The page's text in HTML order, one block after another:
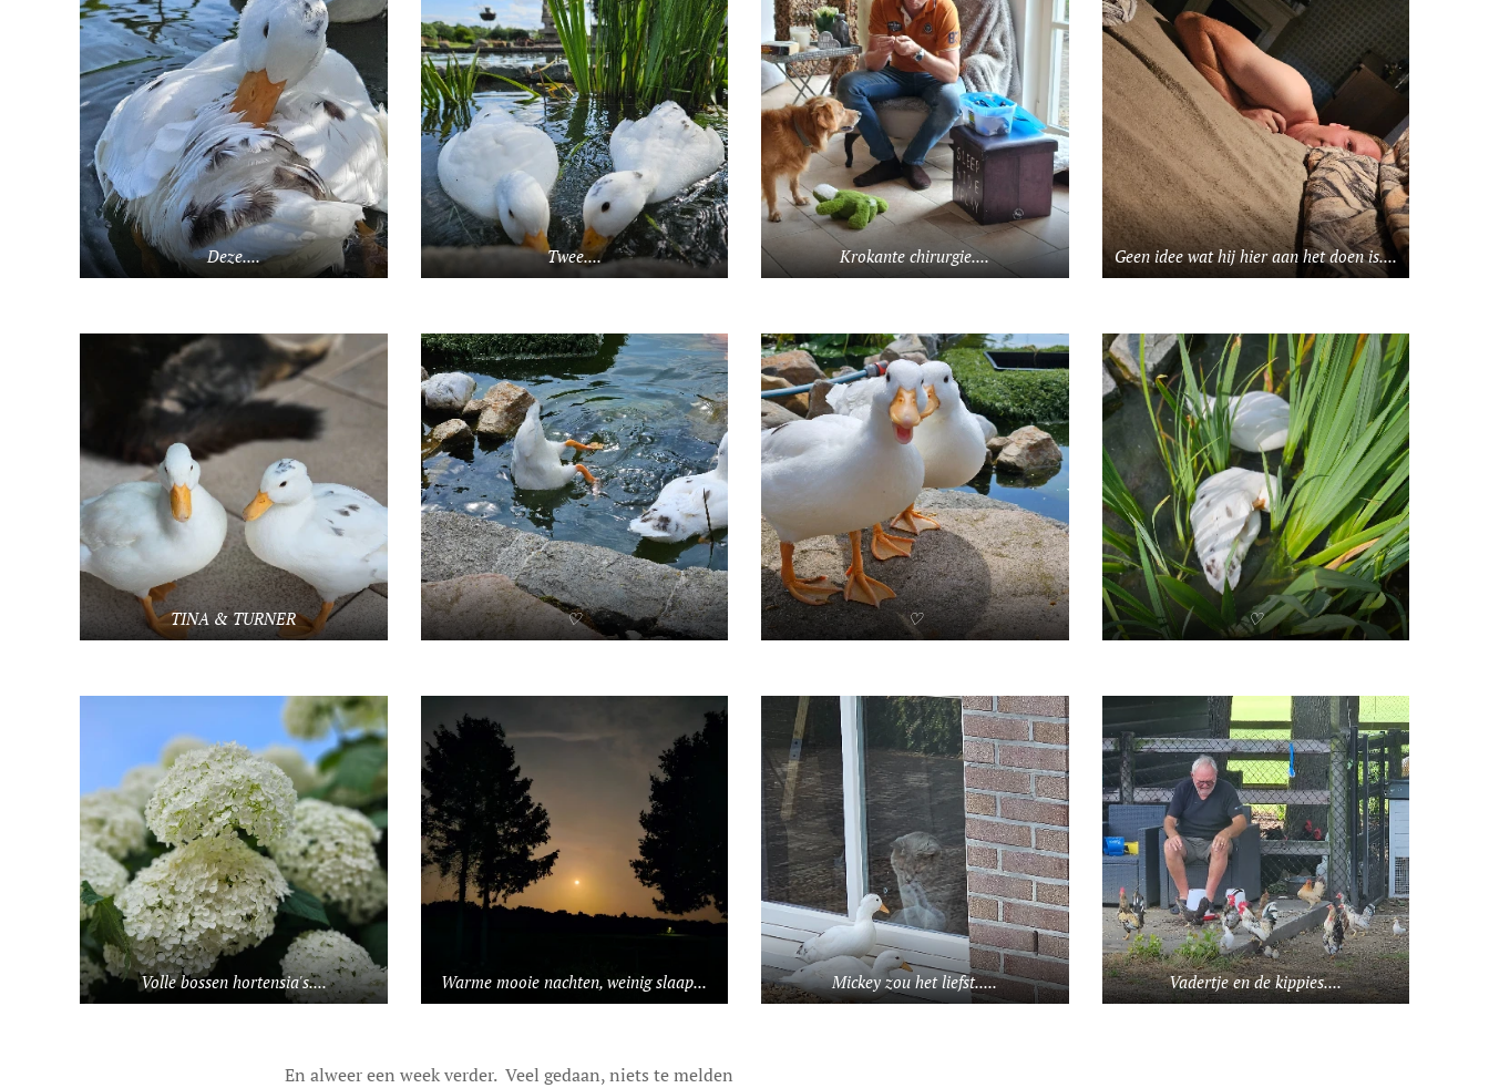
Deze.... Twee.... Krokante chirurgie.... Geen idee wat hij hier aan het doen is....
TINA & TURNER ♡ ♡ ♡
Volle bossen hortensia's.... Warme mooie nachten, weinig slaap... Mickey zou het liefst..... Vadertje en de kippies....
En alweer een week verder. Veel gedaan, niets te melden 🫠